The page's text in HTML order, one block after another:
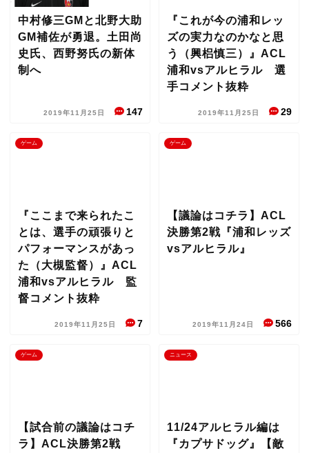
中村修三GMと北野大助
GM補佐が勇退。土田尚
史氏、西野努氏の新体
制へ
2019年11月25日 147
『これが今の浦和レッ
ズの実力なのかなと思
う（興梠慎三）』ACL
浦和vsアルヒラル 選
手コメント抜粋
2019年11月25日 29
ゲーム
『ここまで来られたこ
とは、選手の頑張りと
パフォーマンスがあっ
た（大槻監督）』ACL
浦和vsアルヒラル 監
督コメント抜粋
2019年11月25日 7
ゲーム
【議論はコチラ】ACL
決勝第2戦『浦和レッズ
vsアルヒラル』
2019年11月24日 566
ゲーム
【試合前の議論はコチ
ラ】ACL決勝第2戦
ニュース
11/24アルヒラル編は
『カプサドッグ』【敵